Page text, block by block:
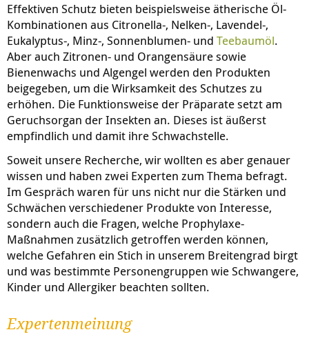
Effektiven Schutz bieten beispielsweise ätherische Öl-
Kombinationen aus Citronella-, Nelken-, Lavendel-,
Eukalyptus-, Minz-, Sonnenblumen- und Teebaumöl.
Aber auch Zitronen- und Orangensäure sowie
Bienenwachs und Algengel werden den Produkten
beigegeben, um die Wirksamkeit des Schutzes zu
erhöhen. Die Funktionsweise der Präparate setzt am
Geruchsorgan der Insekten an. Dieses ist äußerst
empfindlich und damit ihre Schwachstelle.
Soweit unsere Recherche, wir wollten es aber genauer
wissen und haben zwei Experten zum Thema befragt.
Im Gespräch waren für uns nicht nur die Stärken und
Schwächen verschiedener Produkte von Interesse,
sondern auch die Fragen, welche Prophylaxe-
Maßnahmen zusätzlich getroffen werden können,
welche Gefahren ein Stich in unserem Breitengrad birgt
und was bestimmte Personengruppen wie Schwangere,
Kinder und Allergiker beachten sollten.
Expertenmeinung